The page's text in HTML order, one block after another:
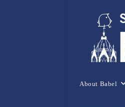
About Babel